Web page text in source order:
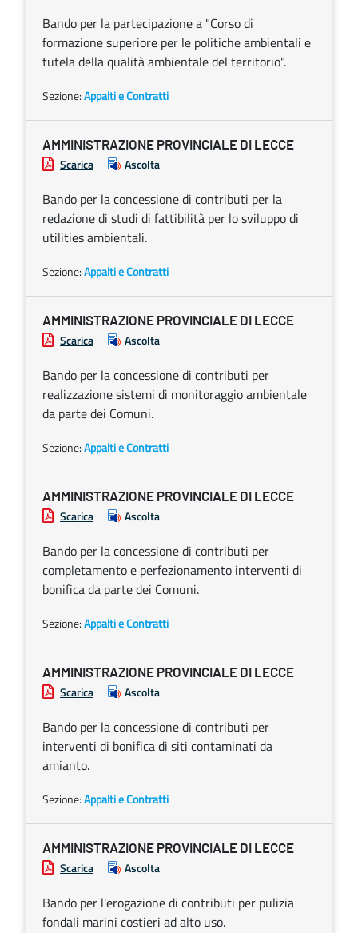
Bando per la partecipazione a "Corso di
formazione superiore per le politiche ambientali e
tutela della qualità ambientale del territorio".
Sezione:Appalti e Contratti
AMMINISTRAZIONE PROVINCIALE DI LECCE
Scarica Ascolta
Bando per la concessione di contributi per la
redazione di studi di fattibilità per lo sviluppo di
utilities ambientali.
Sezione:Appalti e Contratti
AMMINISTRAZIONE PROVINCIALE DI LECCE
Scarica Ascolta
Bando per la concessione di contributi per
realizzazione sistemi di monitoraggio ambientale
da parte dei Comuni.
Sezione:Appalti e Contratti
AMMINISTRAZIONE PROVINCIALE DI LECCE
Scarica Ascolta
Bando per la concessione di contributi per
completamento e perfezionamento interventi di
bonifica da parte dei Comuni.
Sezione:Appalti e Contratti
AMMINISTRAZIONE PROVINCIALE DI LECCE
Scarica Ascolta
Bando per la concessione di contributi per
interventi di bonifica di siti contaminati da
amianto.
Sezione:Appalti e Contratti
AMMINISTRAZIONE PROVINCIALE DI LECCE
Scarica Ascolta
Bando per l'erogazione di contributi per pulizia
fondali marini costieri ad alto uso.